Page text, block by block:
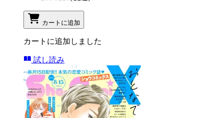
カートに追加
カートに追加しました
試し読み